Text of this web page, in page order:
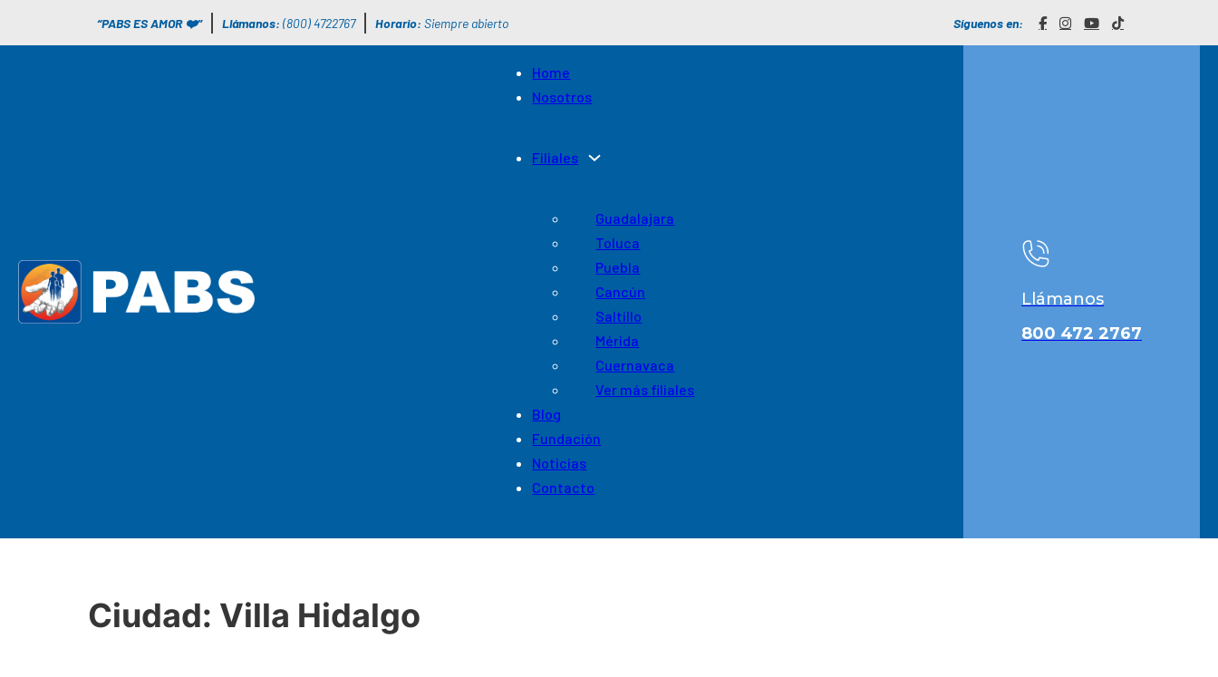
“PABS ES AMOR ❤️” Llámanos: (800) 4722767 Horario: Siempre abierto Síguenos en:
Home
Nosotros
Filiales
Guadalajara
Toluca
Puebla
Cancún
Saltillo
Mérida
Cuernavaca
Ver más filiales
Blog
Fundación
Noticias
Contacto
Llámanos
800 472 2767
Ciudad: Villa Hidalgo